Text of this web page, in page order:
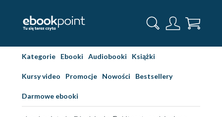
Kategorie Ebooki Audiobooki Książki
Kursy video Promocje Nowości Bestsellery
Darmowe ebooki